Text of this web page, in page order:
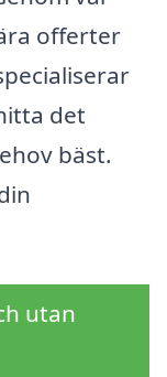
offerter
det
bäst.
utan